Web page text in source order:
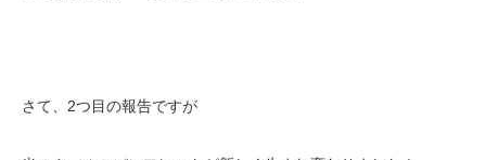
さて、2つ目の報告ですが